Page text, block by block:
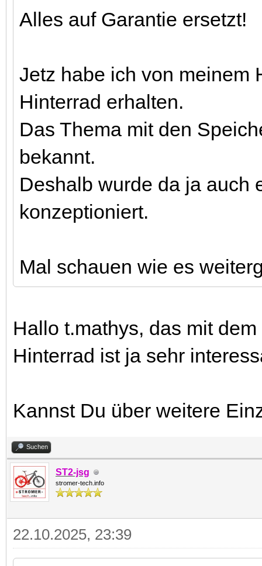
Alles auf Garantie ersetzt!
Jetz habe ich von meinem
Hinterrad erhalten.
Das Thema mit den
bekannt.
Deshalb wurde da ja auch
konzeptioniert.
Mal schauen wie es
Hallo t.mathys, das mit
Hinterrad ist ja sehr
Kannst Du über weitere
Suchen
ST2-jsg
stromer-tech.info
22.10.2025, 23:39